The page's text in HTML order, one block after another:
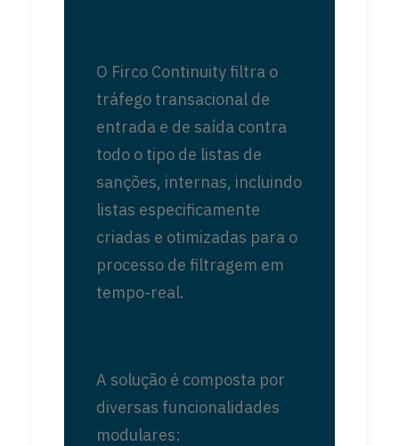
O Firco Continuity filtra o
tráfego transacional de
entrada e de saída contra
todo o tipo de listas de
sanções, internas, incluindo
listas especificamente
criadas e otimizadas para o
processo de filtragem em
tempo-real.
A solução é composta por
diversas funcionalidades
modulares: